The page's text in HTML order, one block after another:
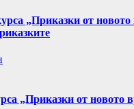
„Приказки от новото
„Приказки от новото